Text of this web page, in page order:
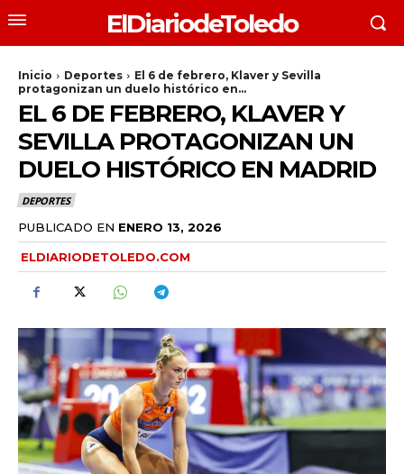
ElDiariodeToledo
Inicio Deportes
El 6 de febrero, Klaver y Sevilla
protagonizan un duelo histórico en...
EL 6 DE FEBRERO, KLAVER Y
SEVILLA PROTAGONIZAN UN
DUELO HISTÓRICO EN MADRID
DEPORTES
PUBLICADO EN ENERO 13, 2026
ELDIARIODETOLEDO.COM